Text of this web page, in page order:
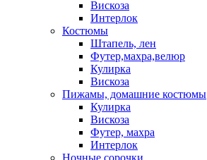
Вискоза
Интерлок
Костюмы
Штапель, лен
Футер,махра,велюр
Кулирка
Вискоза
Пижамы, домашние костюмы
Кулирка
Вискоза
Футер, махра
Интерлок
Ночные сорочки